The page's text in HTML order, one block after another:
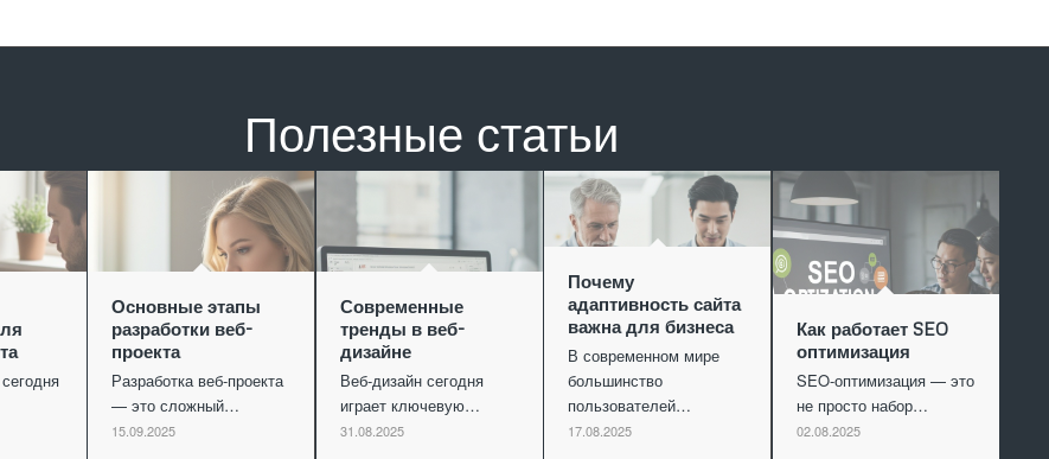
Полезные статьи
Основные этапы
разработки веб-
проекта
Разработка веб-проекта
— это сложный…
15.09.2025
Современные
тренды в веб-
дизайне
Веб-дизайн сегодня
играет ключевую…
31.08.2025
Почему
адаптивность сайта
важна для бизнеса
В современном мире
большинство
пользователей…
17.08.2025
Как работает SEO
оптимизация
SEO-оптимизация — это
не просто набор…
02.08.2025